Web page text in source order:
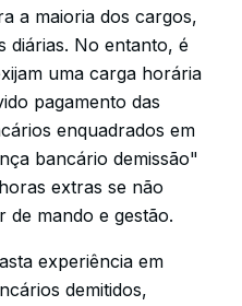
a maioria dos cargos,
diárias. No entanto, é
uma carga horária
pagamento das
enquadrados em
bancário demissão"
extras se não
mando e gestão.
experiência em
demitidos,